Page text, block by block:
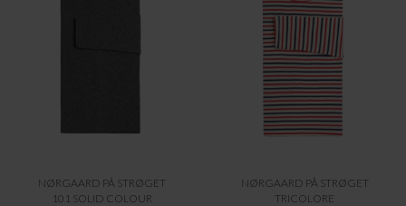
NØRGAARD PÅ STRØGET
101 SOLID COLOUR
NØRGAARD PÅ STRØGET
TRICOLORE